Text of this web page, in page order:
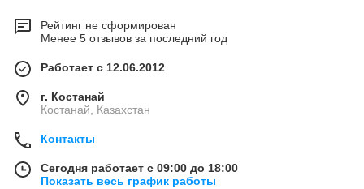
Рейтинг не сформирован
Менее 5 отзывов за последний год
Работает с 12.06.2012
г. Костанай
Костанай, Казахстан
Контакты
Сегодня работает с 09:00 до 18:00
Показать весь график работы